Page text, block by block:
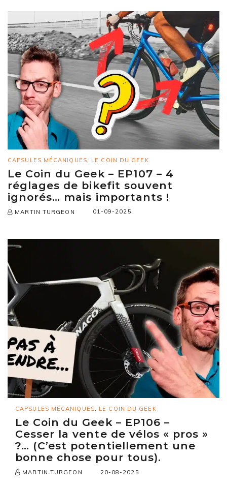
CAPSULES MÉCANIQUES LE COIN DU GEEK
Le Coin du Geek – EP107 – 4
réglages de bikefit souvent
ignorés… mais importants !
MARTIN TURGEON 01-09-2025
CAPSULES MÉCANIQUES, LE COIN DU GEEK
Le Coin du Geek – EP106 –
Cesser la vente de vélos « pros »
?… (C’est potentiellement une
bonne chose pour tous).
MARTIN TURGEON 20-08-2025